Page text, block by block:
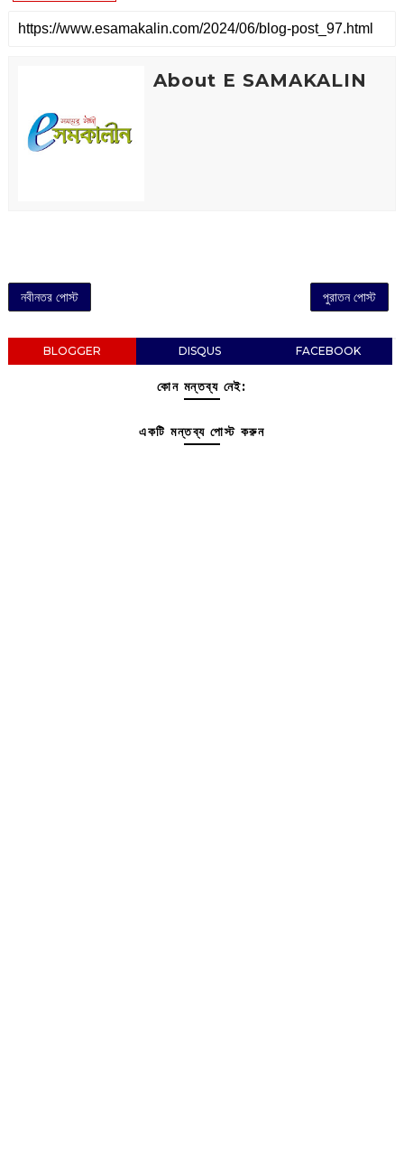
About E SAMAKALIN
নবীনতর পোস্ট পুরাতন পোস্ট
BLOGGER DISQUS FACEBOOK
কোন মন্তব্য নেই:
একটি মন্তব্য পোস্ট করুন